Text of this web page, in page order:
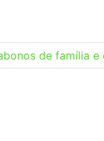
de família